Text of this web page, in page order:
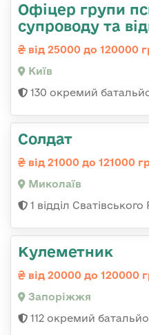
Офіцер групи
супроводу та
від 25000 до 120000
Київ
130 окремий
Солдат
від 21000 до 121000
Миколаїв
1 відділ
Кулеметник
від 20000 до 120000
Запоріжжя
112 окремий